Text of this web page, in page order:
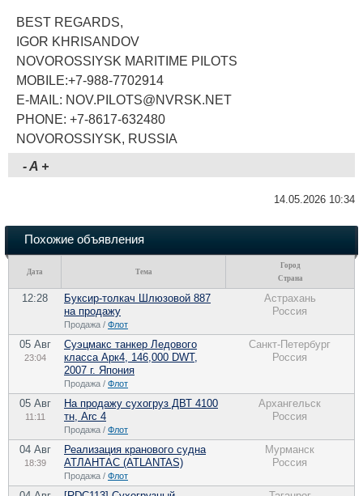
BEST REGARDS,
IGOR KHRISANDOV
NOVOROSSIYSK MARITIME PILOTS
MOBILE:+7-988-7702914
E-MAIL: NOV.PILOTS@NVRSK.NET
PHONE: +7-8617-632480
NOVOROSSIYSK, RUSSIA
-A +
14.05.2026 10:34
Похожие объявления
Дата Тема
Город
Страна
12:28
Буксир-толкач Шлюзовой 887
на продажу
Продажа / Флот
Астрахань
Россия
05 Авг
23:04
Суэцмакс танкер Ледового
класса Арк4, 146,000 DWT,
2007 г. Япония
Продажа / Флот
Санкт-Петербург
Россия
05 Авг
11:11
На продажу сухогруз ДВТ 4100
тн, Arc 4
Продажа / Флот
Архангельск
Россия
04 Авг
18:39
Реализация кранового судна
АТЛАНТАС (ATLANTAS)
Продажа / Флот
Мурманск
Россия